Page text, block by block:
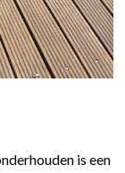
is een